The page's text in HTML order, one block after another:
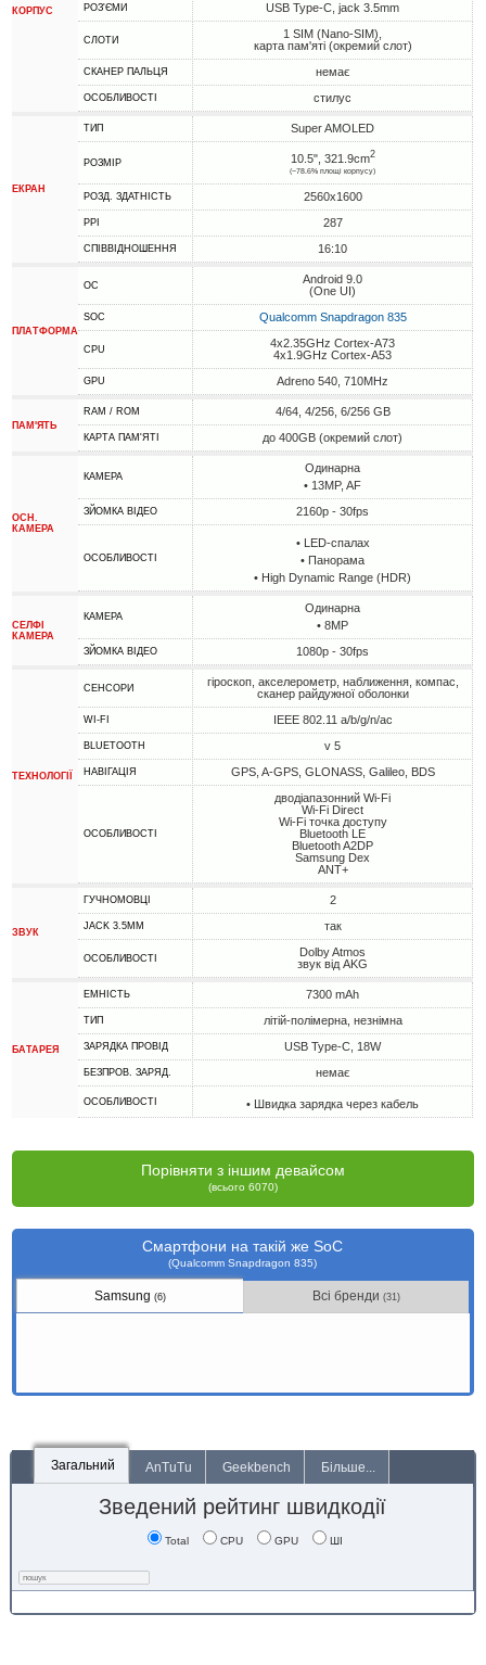
КОРПУС РОЗ'ЄМИ USB Type-C, jack 3.5mm
СЛОТИ
1 SIM (Nano-SIM),
карта пам'яті (окремий слот)
СКАНЕР ПАЛЬЦЯ немає
ОСОБЛИВОСТІ стилус
ЕКРАН
ТИП Super AMOLED
РОЗМІР 10.5", 321.9cm2
(~78.6% площі корпусу)
РОЗД. ЗДАТНІСТЬ 2560x1600
PPI 287
СПІВВІДНОШЕННЯ 16:10
ПЛАТФОРМА
ОС
Android 9.0
(One UI)
SOC Qualcomm Snapdragon 835
CPU
4x2.35GHz Cortex-A73
4x1.9GHz Cortex-A53
GPU Adreno 540, 710MHz
ПАМ'ЯТЬ
RAM / ROM 4/64, 4/256, 6/256 GB
КАРТА ПАМ'ЯТІ до 400GB (окремий слот)
ОСН.
КАМЕРА
КАМЕРА
Одинарна
• 13MP, AF
ЗЙОМКА ВІДЕО 2160p - 30fps
ОСОБЛИВОСТІ
• LED-спалах
• Панорама
• High Dynamic Range (HDR)
СЕЛФІ
КАМЕРА
КАМЕРА
Одинарна
• 8MP
ЗЙОМКА ВІДЕО 1080p - 30fps
ТЕХНОЛОГІЇ
СЕНСОРИ
гіроскоп, акселерометр, наближення, компас,
сканер райдужної оболонки
WI-FI IEEE 802.11 a/b/g/n/ac
BLUETOOTH v 5
НАВІГАЦІЯ GPS, A-GPS, GLONASS, Galileo, BDS
ОСОБЛИВОСТІ
дводіапазонний Wi-Fi
Wi-Fi Direct
Wi-Fi точка доступу
Bluetooth LE
Bluetooth A2DP
Samsung Dex
ANT+
ЗВУК
ГУЧНОМОВЦІ 2
JACK 3.5MM так
ОСОБЛИВОСТІ
Dolby Atmos
звук від AKG
БАТАРЕЯ
ЕМНІСТЬ 7300 mAh
ТИП літій-полімерна, незнімна
ЗАРЯДКА ПРОВІД USB Type-C, 18W
БЕЗПРОВ. ЗАРЯД. немає
ОСОБЛИВОСТІ • Швидка зарядка через кабель
Порівняти з іншим девайсом
(всього 6070)
Смартфони на такій же SoC
(Qualcomm Snapdragon 835)
Samsung(6) Всі бренди(31)
Загальний AnTuTu Geekbench Більше...
Зведений рейтинг швидкодії
Total CPU GPU ШІ